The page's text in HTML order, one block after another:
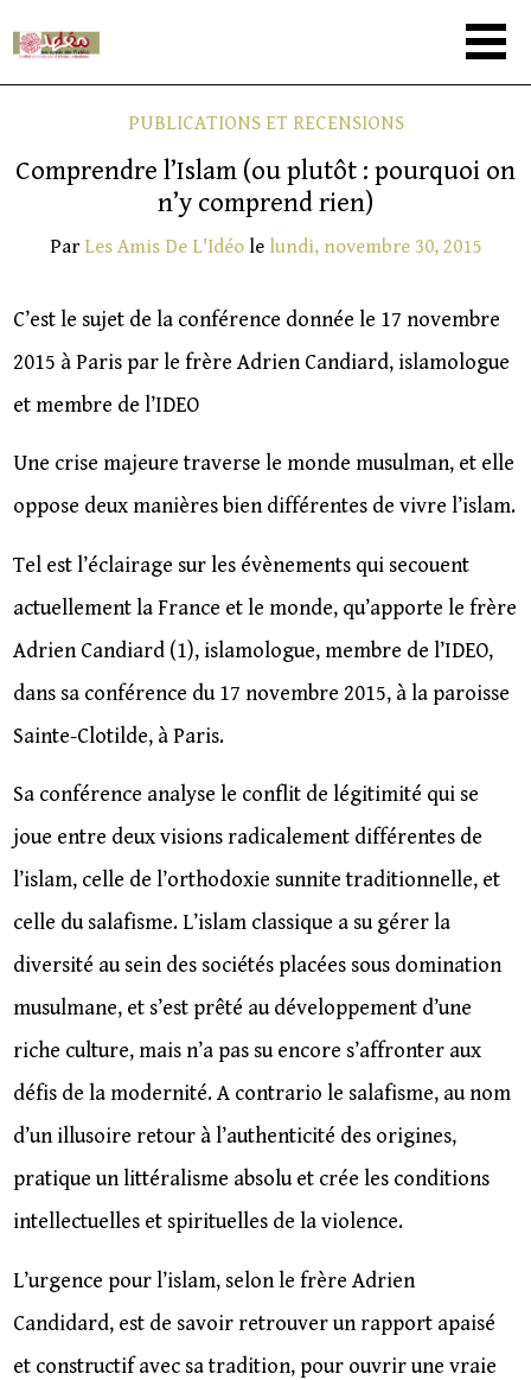
PUBLICATIONS ET RECENSIONS
Comprendre l’Islam (ou plutôt : pourquoi on
n’y comprend rien)
Par Les Amis De L'Idéo le lundi, novembre 30, 2015
C’est le sujet de la conférence donnée le 17 novembre
2015 à Paris par le frère Adrien Candiard, islamologue
et membre de l’IDEO
Une crise majeure traverse le monde musulman, et elle
oppose deux manières bien différentes de vivre l’islam.
Tel est l’éclairage sur les évènements qui secouent
actuellement la France et le monde, qu’apporte le frère
Adrien Candiard (1), islamologue, membre de l’IDEO,
dans sa conférence du 17 novembre 2015, à la paroisse
Sainte-Clotilde, à Paris.
Sa conférence analyse le conflit de légitimité qui se
joue entre deux visions radicalement différentes de
l’islam, celle de l’orthodoxie sunnite traditionnelle, et
celle du salafisme. L’islam classique a su gérer la
diversité au sein des sociétés placées sous domination
musulmane, et s’est prêté au développement d’une
riche culture, mais n’a pas su encore s’affronter aux
défis de la modernité. A contrario le salafisme, au nom
d’un illusoire retour à l’authenticité des origines,
pratique un littéralisme absolu et crée les conditions
intellectuelles et spirituelles de la violence.
L’urgence pour l’islam, selon le frère Adrien
Candidard, est de savoir retrouver un rapport apaisé
et constructif avec sa tradition, pour ouvrir une vraie